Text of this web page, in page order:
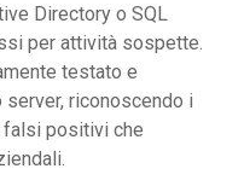
Directory o SQL
per attività sospette.
testato e
riconoscendo i
positivi che